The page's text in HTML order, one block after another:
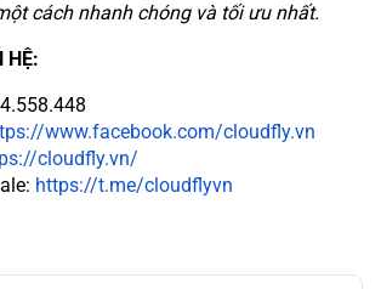
cách nhanh chóng và tối ưu nhất.
HỆ:
www.facebook.com/cloudfly.vn
cloudfly.vn/
https://t.me/cloudflyvn